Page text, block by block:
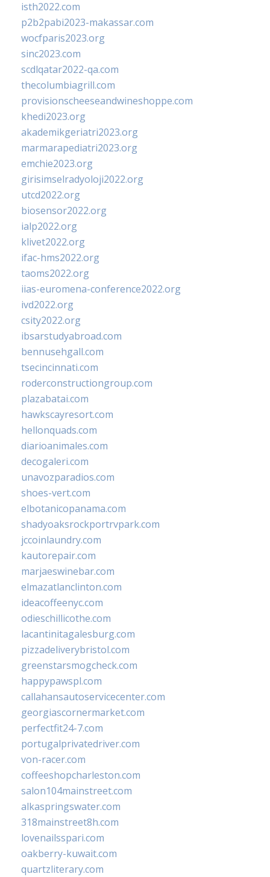
isth2022.com
p2b2pabi2023-makassar.com
wocfparis2023.org
sinc2023.com
scdlqatar2022-qa.com
thecolumbiagrill.com
provisionscheeseandwineshoppe.com
khedi2023.org
akademikgeriatri2023.org
marmarapediatri2023.org
emchie2023.org
girisimselradyoloji2022.org
utcd2022.org
biosensor2022.org
ialp2022.org
klivet2022.org
ifac-hms2022.org
taoms2022.org
iias-euromena-conference2022.org
ivd2022.org
csity2022.org
ibsarstudyabroad.com
bennusehgall.com
tsecincinnati.com
roderconstructiongroup.com
plazabatai.com
hawkscayresort.com
hellonquads.com
diarioanimales.com
decogaleri.com
unavozparadios.com
shoes-vert.com
elbotanicopanama.com
shadyoaksrockportrvpark.com
jccoinlaundry.com
kautorepair.com
marjaeswinebar.com
elmazatlanclinton.com
ideacoffeenyc.com
odieschillicothe.com
lacantinitagalesburg.com
pizzadeliverybristol.com
greenstarsmogcheck.com
happypawspl.com
callahansautoservicecenter.com
georgiascornermarket.com
perfectfit24-7.com
portugalprivatedriver.com
von-racer.com
coffeeshopcharleston.com
salon104mainstreet.com
alkaspringswater.com
318mainstreet8h.com
lovenailsspari.com
oakberry-kuwait.com
quartzliterary.com